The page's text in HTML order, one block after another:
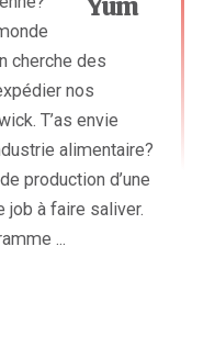
cherche des
nos
T’as envie
alimentaire?
production d’une
job à faire saliver.
...